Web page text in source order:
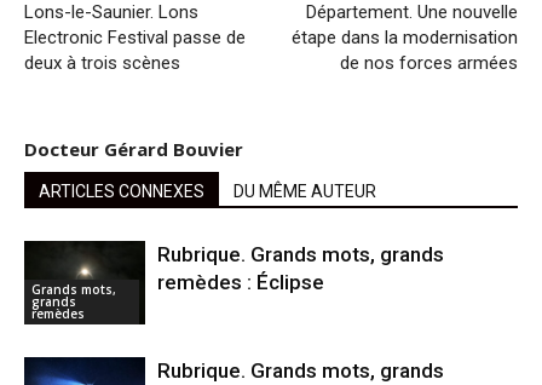
Lons-le-Saunier. Lons
Electronic Festival passe de
deux à trois scènes
Département. Une nouvelle
étape dans la modernisation
de nos forces armées
Docteur Gérard Bouvier
ARTICLES CONNEXES DU MÊME AUTEUR
Grands mots,
grands
remèdes
Rubrique. Grands mots, grands
remèdes : Éclipse
Rubrique. Grands mots, grands